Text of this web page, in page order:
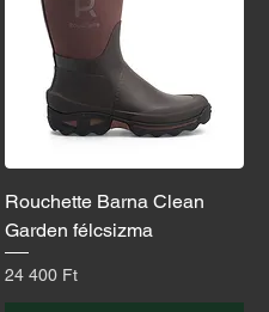
Rouchette Barna Clean
Garden félcsizma
Ár
24 400 Ft